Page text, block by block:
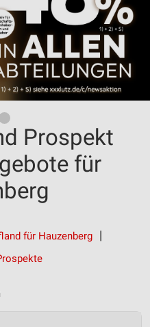
Prospekt
für
für Hauzenberg